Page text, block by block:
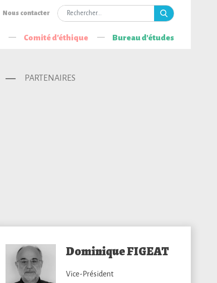
Nous contacter
Comité d'éthique Bureau d’études
PARTENAIRES
Dominique FIGEAT
Vice-Président